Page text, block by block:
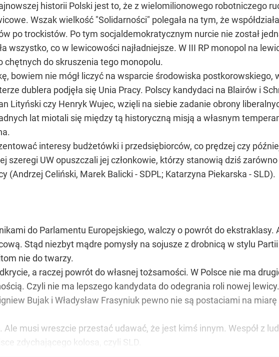
historii Polski jest to, że z wielomilionowego robotniczego
Wszak wielkość "Solidarności" polegała na tym, że
po trockistów. Po tym socjaldemokratycznym nurcie nie został
wszystko, co w lewicowości najładniejsze. W III RP monopol na
chętnych do skruszenia tego monopolu.
bowiem nie mógł liczyć na wsparcie środowiska
dublera podjęła się Unia Pracy. Polscy kandydaci na Blairów i
Lityński czy Henryk Wujec, wzięli na siebie zadanie obrony
lat miotali się między tą historyczną misją a własnym
interesy budżetówki i przedsiębiorców, co prędzej czy
szeregi UW opuszczali jej członkowie, którzy stanowią dziś
(Andrzej Celiński, Marek Balicki - SDPL; Katarzyna Piekarska - SLD).
do Parlamentu Europejskiego, walczy o powrót do ekstraklasy.
Stąd niezbyt mądre pomysły na sojusze z drobnicą w stylu
nie do twarzy.
a raczej powrót do własnej tożsamości. W Polsce nie ma
Czyli nie ma lepszego kandydata do odegrania roli nowej
Bujak i Władysław Frasyniuk pewno nie są postaciami na
Ale musi wreszcie przestać udawać, że jest kimś innym. Wespół z
zdychającego kolosa, czyli SLD.